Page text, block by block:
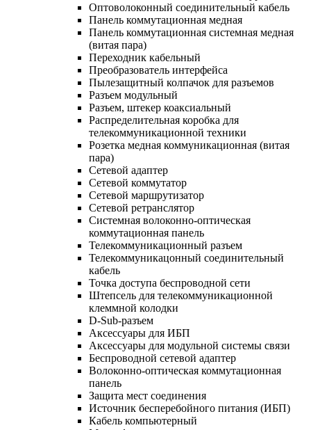
Оптоволоконный соединительный кабель
Панель коммутационная медная
Панель коммутационная системная медная
(витая пара)
Переходник кабельный
Преобразователь интерфейса
Пылезащитный колпачок для разъемов
Разъем модульный
Разъем, штекер коаксиальный
Распределительная коробка для
телекоммуникационной техники
Розетка медная коммуникационная (витая
пара)
Сетевой адаптер
Сетевой коммутатор
Сетевой маршрутизатор
Сетевой ретранслятор
Системная волоконно-оптическая
коммутационная панель
Телекоммуникационный разъем
Телекоммуникацонный соединительный
кабель
Точка доступа беспроводной сети
Штепсель для телекоммуникационной
клеммной колодки
D-Sub-разъем
Аксессуары для ИБП
Аксессуары для модульной системы связи
Беспроводной сетевой адаптер
Волоконно-оптическая коммутационная
панель
Защита мест соединения
Источник бесперебойного питания (ИБП)
Кабель компьютерный